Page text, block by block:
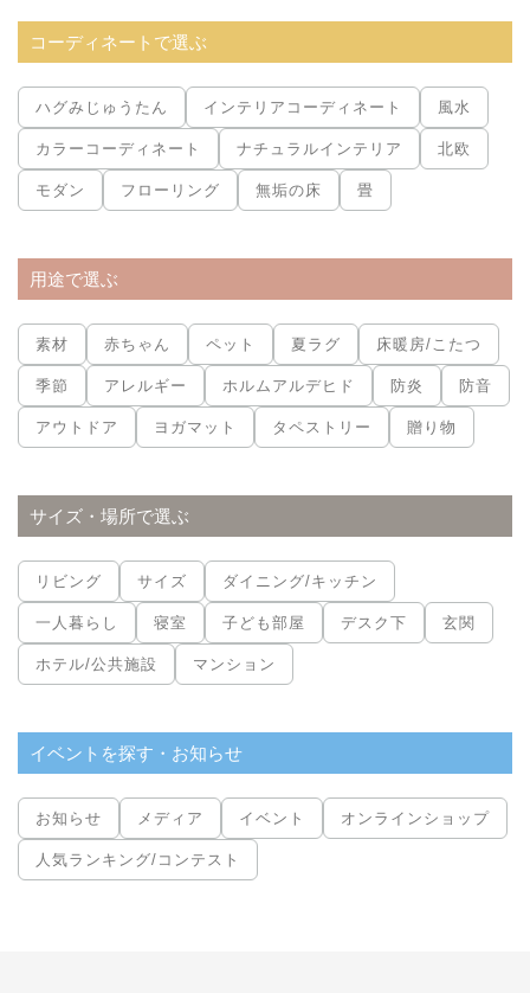
コーディネートで選ぶ
ハグみじゅうたん インテリアコーディネート 風水
カラーコーディネート ナチュラルインテリア 北欧
モダン フローリング 無垢の床 畳
用途で選ぶ
素材 赤ちゃん ペット 夏ラグ 床暖房/こたつ
季節 アレルギー ホルムアルデヒド 防炎 防音
アウトドア ヨガマット タペストリー 贈り物
サイズ・場所で選ぶ
リビング サイズ ダイニング/キッチン
一人暮らし 寝室 子ども部屋 デスク下 玄関
ホテル/公共施設 マンション
イベントを探す・お知らせ
お知らせ メディア イベント オンラインショップ
人気ランキング/コンテスト